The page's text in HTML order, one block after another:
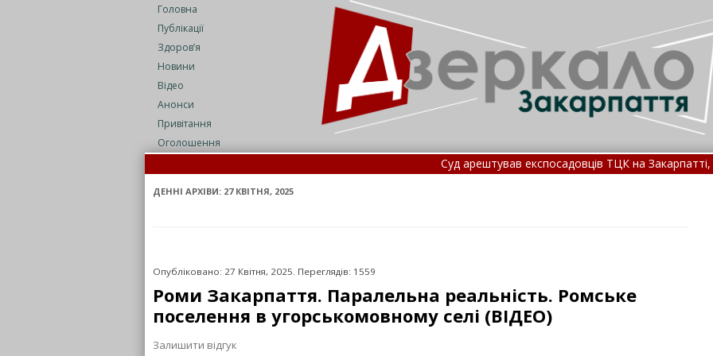
Головна
Публікації
Здоров’я
Новини
Відео
Анонси
Привітання
Оголошення
Суд арештував експосадовців ТЦК на Закарпатті, які незаконно
На Закарпатті сталася смертельна ДТП: подробиці трагедії
ДЕННІ АРХІВИ: 27 КВІТНЯ, 2025
Опубліковано: 27 Квітня, 2025. Переглядів: 1559
Роми Закарпаття. Паралельна реальність. Ромське
поселення в угорськомовному селі (ВІДЕО)
Залишити відгук